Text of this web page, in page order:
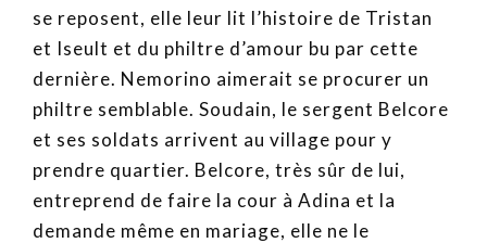
se reposent, elle leur lit l’histoire de Tristan
et Iseult et du philtre d’amour bu par cette
dernière. Nemorino aimerait se procurer un
philtre semblable. Soudain, le sergent Belcore
et ses soldats arrivent au village pour y
prendre quartier. Belcore, très sûr de lui,
entreprend de faire la cour à Adina et la
demande même en mariage, elle ne le